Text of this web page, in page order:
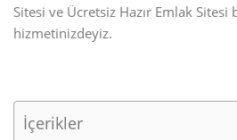
Sitesi ve Ücretsiz Hazır Emlak
hizmetinizdeyiz.
İçerikler